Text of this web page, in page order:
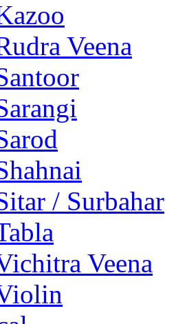
Veena
/ Surbahar
Veena